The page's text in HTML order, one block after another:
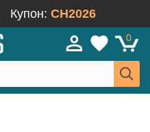
Купон: CH2026
0